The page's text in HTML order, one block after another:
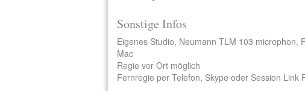
Sonstige Infos
Eigenes Studio, Neumann TLM 103 microphon,
Mac
Regie vor Ort möglich
Fernregie per Telefon, Skype oder Session Link